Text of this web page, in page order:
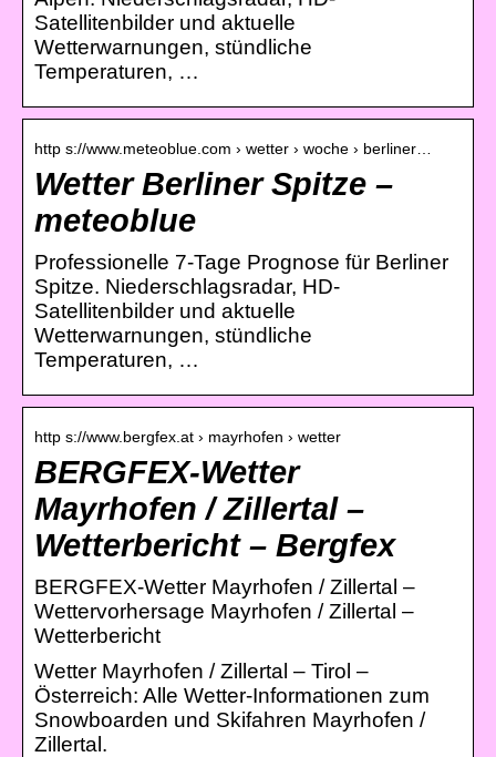
Satellitenbilder und aktuelle
Wetterwarnungen, stündliche
Temperaturen, …
http s://www.meteoblue.com › wetter › woche › berliner…
Wetter Berliner Spitze –
meteoblue
Professionelle 7-Tage Prognose für Berliner
Spitze. Niederschlagsradar, HD-
Satellitenbilder und aktuelle
Wetterwarnungen, stündliche
Temperaturen, …
http s://www.bergfex.at › mayrhofen › wetter
BERGFEX-Wetter
Mayrhofen / Zillertal –
Wetterbericht – Bergfex
BERGFEX-Wetter Mayrhofen / Zillertal –
Wettervorhersage Mayrhofen / Zillertal –
Wetterbericht
Wetter Mayrhofen / Zillertal – Tirol –
Österreich: Alle Wetter-Informationen zum
Snowboarden und Skifahren Mayrhofen /
Zillertal.